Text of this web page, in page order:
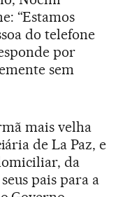
“Estamos
do telefone
por
sem
mais velha
de La Paz, e
da
pais para a